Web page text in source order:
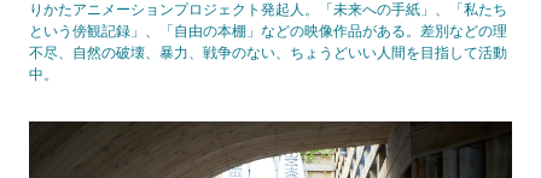
りかたアニメーションプロジェクト発起人。「未来への手紙」、「私たち
という傍観記録」、「自由の本棚」などの映像作品がある。差別などの理
不尽、自然の破壊、暴力、戦争のない、ちょうどいい人間を目指して活動
中。